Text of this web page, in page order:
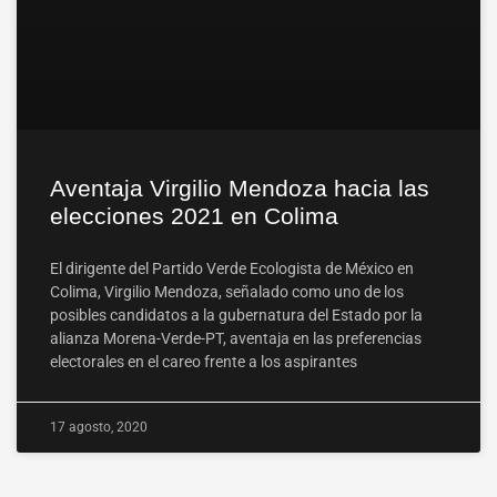
Aventaja Virgilio Mendoza hacia las
elecciones 2021 en Colima
El dirigente del Partido Verde Ecologista de México en
Colima, Virgilio Mendoza, señalado como uno de los
posibles candidatos a la gubernatura del Estado por la
alianza Morena-Verde-PT, aventaja en las preferencias
electorales en el careo frente a los aspirantes
17 agosto, 2020